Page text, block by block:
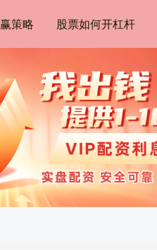
策略 股票如何开杠杆